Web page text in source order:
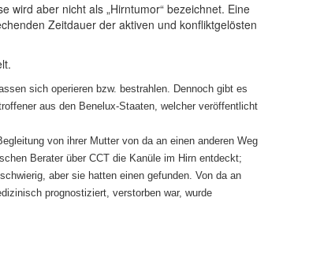
wird aber nicht als „Hirntumor“ bezeichnet. Eine
Zeitdauer der aktiven und konfliktgelösten
sich operieren bzw. bestrahlen. Dennoch gibt es
aus den Benelux-Staaten, welcher veröffentlicht
von ihrer Mutter von da an einen anderen Weg
Berater über CCT die Kanüle im Hirn entdeckt;
aber sie hatten einen gefunden. Von da an
prognostiziert, verstorben war, wurde